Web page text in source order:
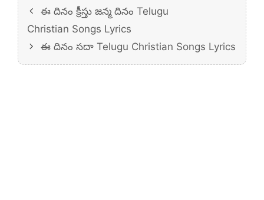
ఈ దినం క్రీస్తు జన్మ దినం Telugu
Christian Songs Lyrics
ఈ దినం సదా Telugu Christian Songs Lyrics